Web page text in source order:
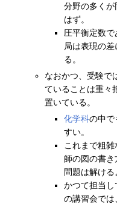
分野の多く
はず。
圧平衡定数
局は表現の
る。
なおかつ、受験で
ていることは重々
置いている。
化学科の中で
すい。
これまで粗雑
師の図の書
問題は解ける
かつて担当し
の講習会では